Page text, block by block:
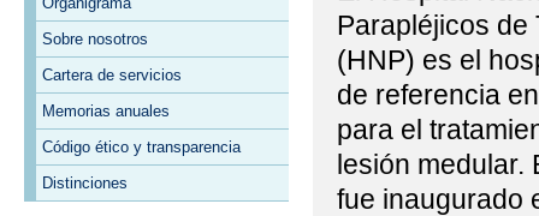
Sobre nosotros
Cartera de servicios
Memorias anuales
Código ético y transparencia
Distinciones
Parapléjicos de
(HNP) es el
de referencia
para el
lesión medular.
fue inaugurado